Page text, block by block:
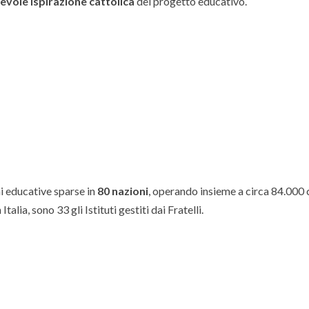
sparse in 80 nazioni, operando insieme a circa
sono 33 gli Istituti gestiti dai Fratelli.